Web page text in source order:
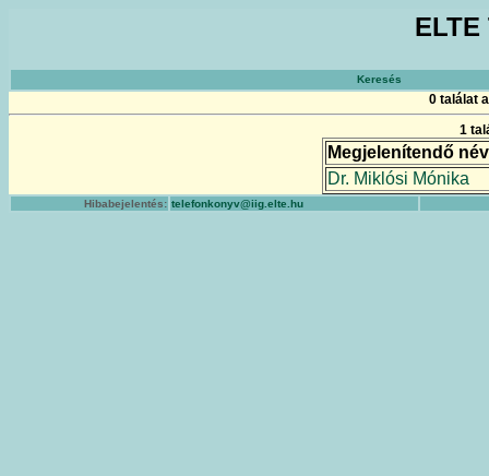
Keresés
0 találat
1
Megjelenítendő név
Dr. Miklósi Mónika
Hibabejelentés: telefonkonyv@iig.elte.hu